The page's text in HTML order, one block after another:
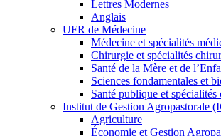
Lettres Modernes
Anglais
UFR de Médecine
Médecine et spécialités
Chirurgie et spécialités
Santé de la Mère et de
Sciences fondamentales et
Santé publique et spécialités
Institut de Gestion Agropastorale
Agriculture
Économie et Gestion